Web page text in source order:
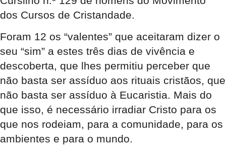
dos Cursos de Cristandade.
Foram 12 os “valentes” que aceitaram dizer o
seu “sim” a estes três dias de vivência e
descoberta, que lhes permitiu perceber que
não basta ser assíduo aos rituais cristãos, que
não basta ser assíduo à Eucaristia. Mais do
que isso, é necessário irradiar Cristo para os
que nos rodeiam, para a comunidade, para os
ambientes e para o mundo.